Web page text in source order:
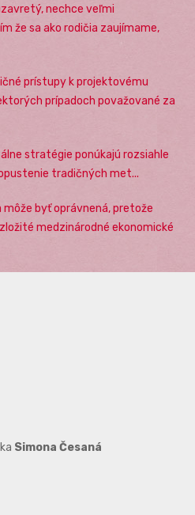
nechce veľmi
že sa ako rodičia zaujímame,
prístupy k projektovému
prípadoch považované za
stratégie ponúkajú rozsiahle
tradičných met...
môže byť oprávnená, pretože
medzinárodné ekonomické
Simona Česaná